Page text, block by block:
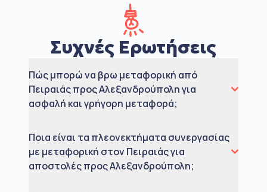
Συχνές Ερωτήσεις
Πώς μπορώ να βρω μεταφορική από
Πειραιάς προς Αλεξανδρούπολη για
ασφαλή και γρήγορη μεταφορά;
Ποια είναι τα πλεονεκτήματα συνεργασίας
με μεταφορική στον Πειραιάς για
αποστολές προς Αλεξανδρούπολη;